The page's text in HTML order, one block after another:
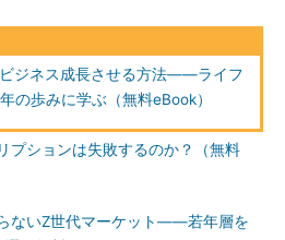
ビジネス成長させる方法――ライフ
の歩みに学ぶ（無料eBook）
プションは失敗するのか？（無料
ないZ世代マーケット――若年層を